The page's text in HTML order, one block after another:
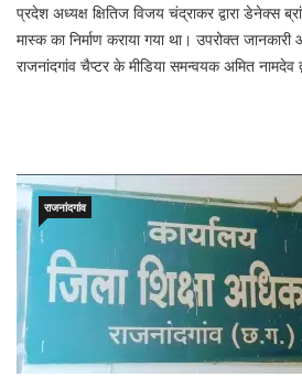
प्रदेश अध्यक्ष क्षितिज विजय चंद्राकर द्वारा डेनेक्स
मास्क का निर्माण कराया गया था। उपरोक्त
राजनांदगांव चैप्टर के मीडिया समन्वयक अमित नामदेव
राजनांदगांव